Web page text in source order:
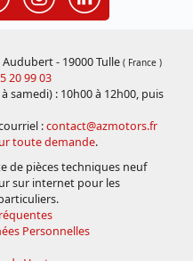
- 19000 Tulle ( France )
20 99 03
samedi) : 10h00 à 12h00, puis
:contact@azmotors.fr
toute demande.
de pièces techniques neuf
sur internet pour les
Personnelles